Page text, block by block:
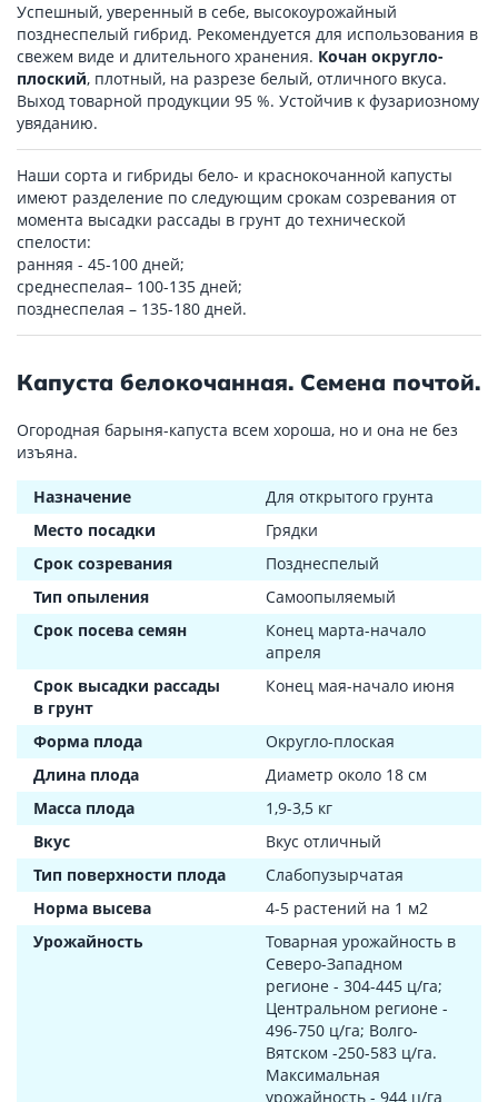
Успешный, уверенный в себе, высокоурожайный
позднеспелый гибрид. Рекомендуется для использования в
свежем виде и длительного хранения. Кочан округло-
плоский, плотный, на разрезе белый, отличного вкуса.
Выход товарной продукции 95 %. Устойчив к фузариозному
увяданию.
Наши сорта и гибриды бело- и краснокочанной капусты
имеют разделение по следующим срокам созревания от
момента высадки рассады в грунт до технической
спелости:
ранняя - 45-100 дней;
среднеспелая– 100-135 дней;
позднеспелая – 135-180 дней.
Капуста белокочанная. Семена почтой.
Огородная барыня-капуста всем хороша, но и она не без
изъяна.
Назначение
Для открытого грунта
Место посадки
Грядки
Срок созревания
Позднеспелый
Тип опыления
Самоопыляемый
Срок посева семян
Конец марта-начало
апреля
Срок высадки рассады
в грунт
Конец мая-начало июня
Форма плода
Округло-плоская
Длина плода
Диаметр около 18 см
Масса плода
1,9-3,5 кг
Вкус
Вкус отличный
Тип поверхности плода
Слабопузырчатая
Норма высева
4-5 растений на 1 м2
Урожайность
Товарная урожайность в
Северо-Западном
регионе - 304-445 ц/га;
Центральном регионе -
496-750 ц/га; Волго-
Вятском -250-583 ц/га.
Максимальная
урожайность - 944 ц/га